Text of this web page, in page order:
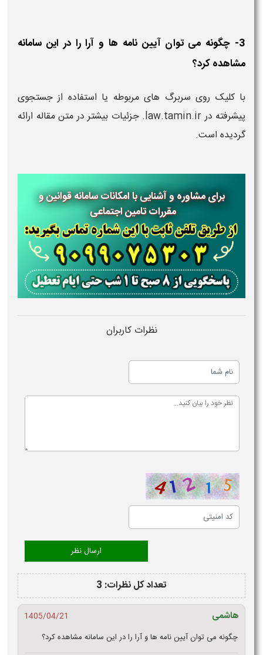
3- چگونه می توان آیین نامه ها و آرا را در این سامانه
مشاهده کرد؟
با کلیک روی سربرگ های مربوطه یا استفاده از جستجوی
پیشرفته در law.tamin.ir. جزئیات بیشتر در متن مقاله ارائه
گردیده است.
برای مشاوره و آشنایی با امکانات سامانه قوانین و
مقررات تامین اجتماعی
نظرات کاربران
تعداد کل نظرات: 3
هاشمی
1405/04/21
چگونه می توان آیین نامه ها و آرا را در این سامانه مشاهده کرد؟